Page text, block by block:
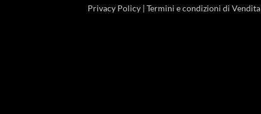
Privacy Policy | Termini e condizioni di Vendita